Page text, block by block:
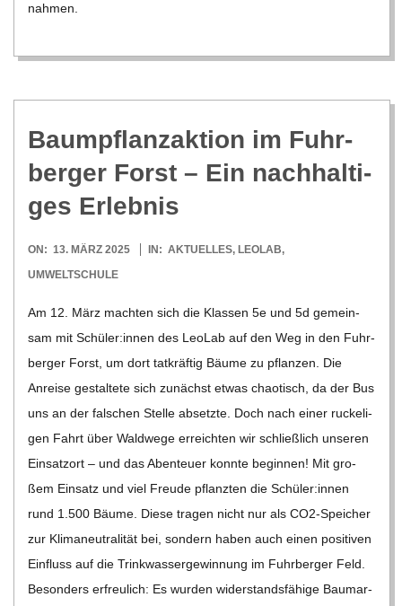
nah­men.
Baum­pflanz­ak­tion im Fuhr­
ber­ger Forst – Ein nach­hal­ti­
ges Erlebnis
2025-
03-
ON: 13. MÄRZ 2025 IN: AKTUELLES, LEOLAB,
UMWELTSCHULE
Am 12. März mach­ten sich die Klas­sen 5e und 5d gemein­
sam mit Schüler:innen des Leo­Lab auf den Weg in den Fuhr­
ber­ger Forst, um dort tat­kräf­tig Bäume zu pflan­zen. Die
Anreise gestal­tete sich zunächst etwas chao­tisch, da der Bus
uns an der fal­schen Stelle absetzte. Doch nach einer rucke­li­
gen Fahrt über Wald­wege erreich­ten wir schließ­lich unse­ren
Ein­satz­ort – und das Aben­teuer konnte begin­nen! Mit gro­
ßem Ein­satz und viel Freude pflanz­ten die Schüler:innen
rund 1.500 Bäume. Diese tra­gen nicht nur als CO2-Spei­­cher
zur Kli­ma­neu­tra­li­tät bei, son­dern haben auch einen posi­ti­ven
Ein­fluss auf die Trink­was­ser­ge­win­nung im Fuhr­ber­ger Feld.
Beson­ders erfreu­lich: Es wur­den wider­stands­fä­hige Baum­ar­